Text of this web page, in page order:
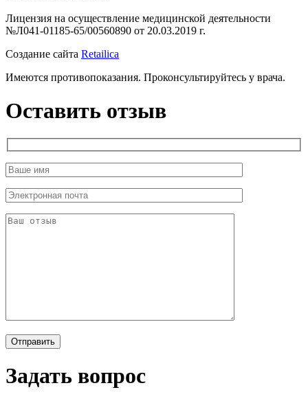
Лицензия на осуществление медицинской деятельности
№Л041-01185-65/00560890 от 20.03.2019 г.
Создание сайта Retailica
Имеются противопоказания. Проконсультируйтесь у врача.
Оставить отзыв
Задать вопрос